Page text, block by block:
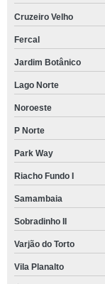
Cruzeiro Velho
Fercal
Jardim Botânico
Lago Norte
Noroeste
P Norte
Park Way
Riacho Fundo I
Samambaia
Sobradinho II
Varjão do Torto
Vila Planalto